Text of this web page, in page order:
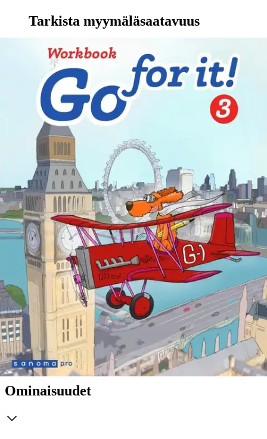
Tarkista myymäläsaatavuus
Ei saatavilla
Tuotekuvaus
Tehtävät harjoittavat kielitaidon kaikkia osa-alueita erilaiset
oppimistyylit huomioon ottaen. Oppitunneille on tarjolla suullista ja
toiminnallista harjoittelua leikin, laulun, draaman ja pelillisyyden
kautta. Tehtävissä on huomioitu oppimisen luonnollinen eteneminen
tunnistavan tason tehtävistä oman tuotoksen tehtäviin. Keskeiset
opittavat asiat erottuvat selkeästi: aihepiirisanasto, kappaleen
keskeiset fraasit ja rakenteet.Sanastoa opitaan aihepiireittäin
perustekstien yhteydessä, jolloin sanat kiinnittyvät paremmin
muistiin. Myös kappalesanastoa harjoitellaan monipuolisesti ennen
perustekstin huolellista raivaamista. TVT-taitojen integroimiseen
englanninopiskeluun löytyy paljon harjoituksia esimerkiksi haaste-
ja salapoliisitehtävien muodossa. Samalla kehittyvät
ongelmanratkaisutaidot ja kekseliäisyys. Alaspäin eriyttävissä
harjoituksissa kertautuvat kunkin jakson keskeiset asiat. Nopeille
oppijoille on tarjolla runsaasti tehtäviä harjoittamaan vaativampia
kielenkäyttötilanteita.
Näytä lisää tuotekuvausta
Ominaisuudet